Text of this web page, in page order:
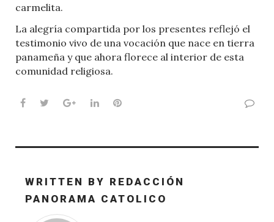
carmelita.
La alegría compartida por los presentes reflejó el
testimonio vivo de una vocación que nace en tierra
panameña y que ahora florece al interior de esta
comunidad religiosa.
Facebook
TwitterGoogle+LinkedInPinterest
WRITTEN BY REDACCIÓN
PANORAMA CATOLICO